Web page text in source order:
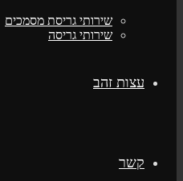
שירותי גריסת מסמכים
שירותי גריסה
עצות זהב
קשר